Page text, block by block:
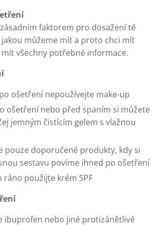
faktorem pro dosažení té
můžeme mít a proto chci mít
všechny potřebné informace.
ošetření nepoužívejte make-up
ošetření nebo před spaním si můžete
jemným čistícím gelem s vlažnou
pouze doporučené produkty, kdy si
sestavu povíme ihned po ošetření
ráno použijte krém SPF
ibuprofen nebo jiné protizánětlivé